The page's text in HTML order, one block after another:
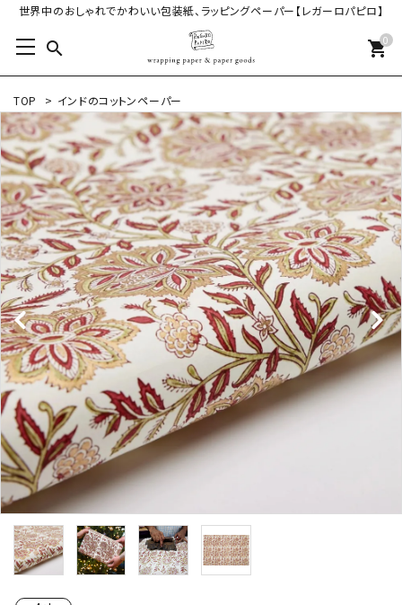
世界中のおしゃれでかわいい包装紙、ラッピングペーパー【レガーロパピロ】
search 0
shopping_cart
TOP > インドのコットンペーパー